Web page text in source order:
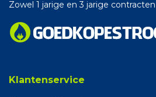
Zowel 1 jarige en 3 jarige
Klantenservice